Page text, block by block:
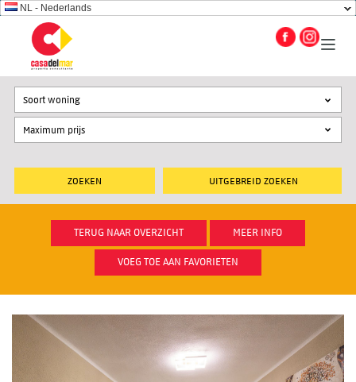
NL - Nederlands
UITGEBREID ZOEKEN
Soort woning
TERUG NAAR OVERZICHT MEER INFO
VOEG TOE AAN FAVORIETEN